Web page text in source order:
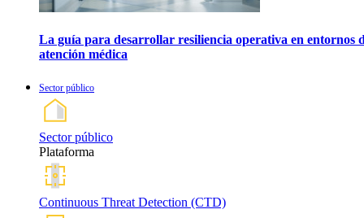
La guía para desarrollar resiliencia operativa en entornos
atención médica
Sector público
Sector público
Plataforma
Continuous Threat Detection (CTD)